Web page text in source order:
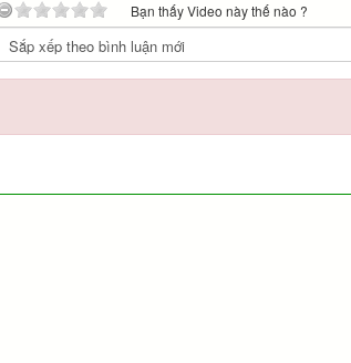
Bạn thấy Video này thế nào ?